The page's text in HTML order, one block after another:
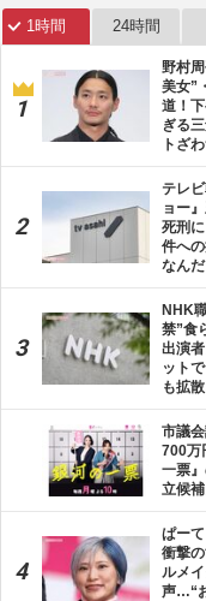
1時間 24時間
野村
美女”
道！
ぎる
トざ
テレ
ョー
死刑
件へ
なん
NHK
禁”食
出演
ット
も拡
市議
700万
一票
立候
ぱーて
衝撃
ルメ
声…“